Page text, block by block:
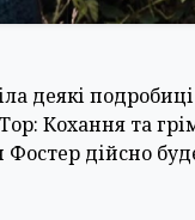
деякі
Кохання та
дійсно